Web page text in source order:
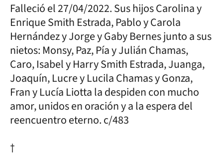
Falleció el 27/04/2022. Sus hijos Carolina y
Enrique Smith Estrada, Pablo y Carola
Hernández y Jorge y Gaby Bernes junto a sus
nietos: Monsy, Paz, Pía y Julián Chamas,
Caro, Isabel y Harry Smith Estrada, Juanga,
Joaquín, Lucre y Lucila Chamas y Gonza,
Fran y Lucía Liotta la despiden con mucho
amor, unidos en oración y a la espera del
reencuentro eterno. c/483
†